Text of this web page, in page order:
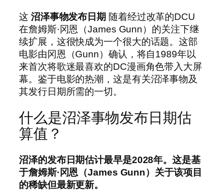
这 沼泽事物发布日期 随着经过改革的DCU
在詹姆斯·冈恩（James Gunn）的关注下继
续扩展，这很快成为一个很大的话题。这部
电影由冈恩（Gunn）确认，将自1989年以
来首次将歌迷最喜欢的DC漫画角色带入大屏
幕。鉴于电影的热潮，这是有关沼泽事物及
其发行日期所需的一切。
什么是沼泽事物发布日期估
算值？
沼泽的发布日期估计最早是2028年。这是基
于詹姆斯·冈恩（James Gunn）关于该项目
的稀缺但最新更新。